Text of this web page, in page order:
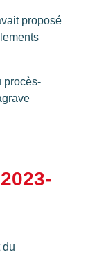
proposé
procès-
du